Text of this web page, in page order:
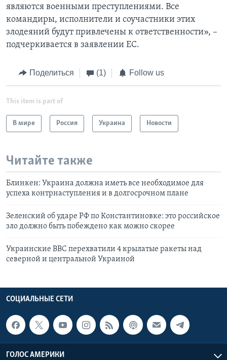
являются военными преступлениями. Все
командиры, исполнители и соучастники этих
злодеяний будут привлечены к ответственности», –
подчеркивается в заявлении ЕС.
Поделиться (1) Follow us
This item is part of
В мире Россия Украина Новости
Читайте также
Блинкен: Украина должна иметь все необходимое для
успеха контрнаступления и в долгосрочном плане
Зеленский об ударе РФ по Константиновке: это российское
зло должно быть побеждено как можно скорее
Украинские ВВС перехватили 4 крылатые ракеты над
северной и центральной Украиной
СОЦИАЛЬНЫЕ СЕТИ
ГОЛОС АМЕРИКИ